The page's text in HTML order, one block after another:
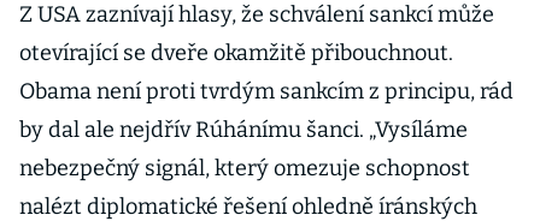
Z USA zaznívají hlasy, že schválení sankcí může
otevírající se dveře okamžitě přibouchnout.
Obama není proti tvrdým sankcím z principu, rád
by dal ale nejdřív Rúhánímu šanci. „Vysíláme
nebezpečný signál, který omezuje schopnost
nalézt diplomatické řešení ohledně íránských